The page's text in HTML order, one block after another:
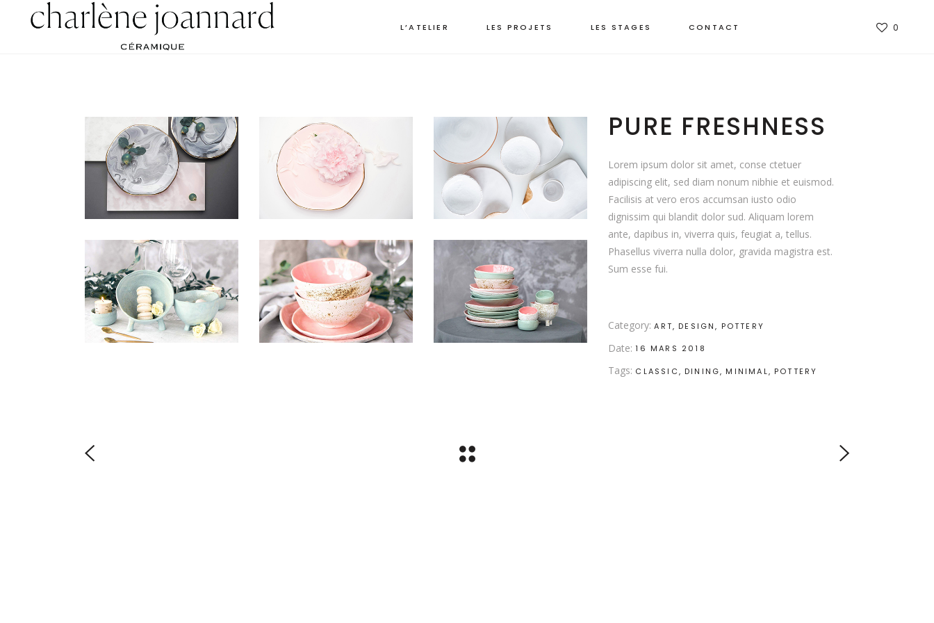
L’ATELIER LES PROJETS LES STAGES CONTACT 0
PURE FRESHNESS
Lorem ipsum dolor sit amet, conse ctetuer
adipiscing elit, sed diam nonum nibhie et euismod.
Facilisis at vero eros accumsan iusto odio
dignissim qui blandit dolor sud. Aliquam lorem
ante, dapibus in, viverra quis, feugiat a, tellus.
Phasellus viverra nulla dolor, gravida magistra est.
Sum esse fui.
Category: ART DESIGN POTTERY
Date: 16 MARS 2018
Tags: CLASSIC DINING MINIMAL POTTERY